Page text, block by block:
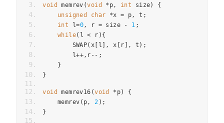
void memrev (void * p, int size)
{
unsigned
char *x = p, t ;
int l=0, r = size - 1 ;
while( l < r ){
        SWAP
( x l ], x r ], t );
        l
++, r --;
}
}
void memrev16 (void * p)
{
    memrev
( p, 2 );
}